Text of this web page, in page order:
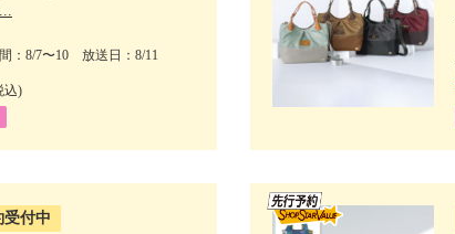
：8/7〜10 放送日：8/11
込)
受付中